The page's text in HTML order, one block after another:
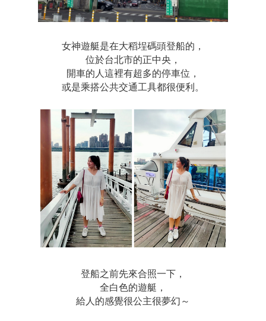
女神遊艇是在大稻埕碼頭登船的，
位於台北市的正中央，
開車的人這裡有超多的停車位，
或是乘搭公共交通工具都很便利。
登船之前先來合照一下，
全白色的遊艇，
給人的感覺很公主很夢幻～